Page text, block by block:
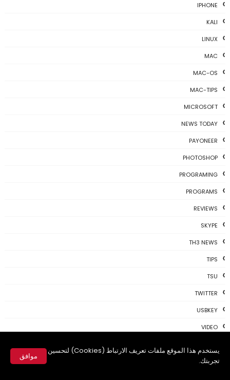
يستخدم هذا الموقع ملفات تعريف الارتباط (Cookies) لتحسين
تجربتك.
موافق
IPHONE
KALI
LINUX
MAC
MAC-OS
MAC-TIPS
MICROSOFT
NEWS TODAY
PAYONEER
PHOTOSHOP
PROGRAMING
PROGRAMS
REVIEWS
SKYPE
TH3 NEWS
TIPS
TSU
TWITTER
USBKEY
VIDEO
WIFI